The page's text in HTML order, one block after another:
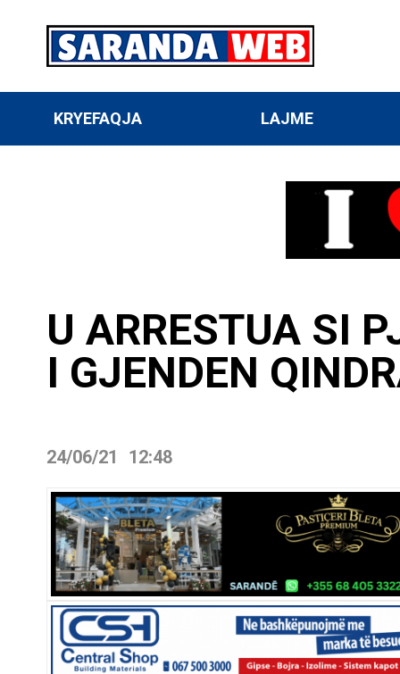
KRYEFAQJA LAJME
U ARRESTUA SI
I GJENDEN
24/06/21 12:48